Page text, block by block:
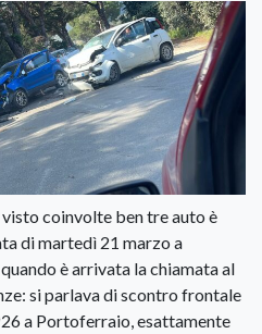
coinvolte ben tre auto è
di martedì 21 marzo a
è arrivata la chiamata al
si parlava di scontro frontale
a Portoferraio, esattamente